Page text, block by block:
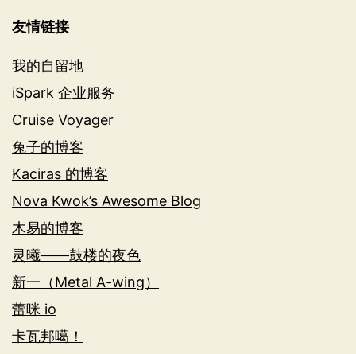
友情链接
我的自留地
iSpark 企业服务
Cruise Voyager
兔子的博客
Kaciras 的博客
Nova Kwok’s Awesome Blog
木易的博客
灵曦——鼓楼的夜色
新一（Metal A-wing）
蕾咪 io
卡瓦邦噶！